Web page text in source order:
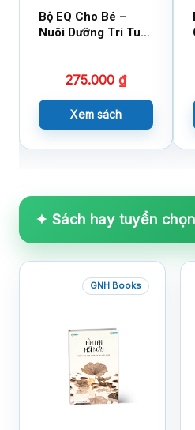
Bộ EQ Cho Bé –
Nuôi Dưỡng Trí Tuệ
275.000 ₫
Xem sách
✦ Sách hay tuyển
GNH Books